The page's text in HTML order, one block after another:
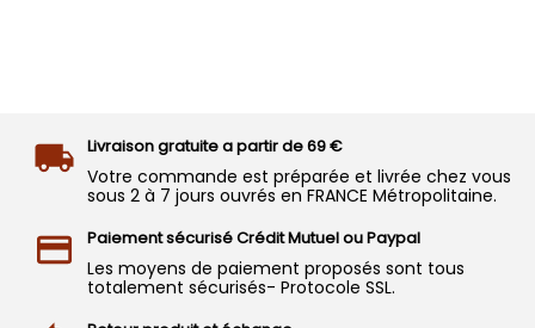
Livraison gratuite a partir de 69 €
Votre commande est préparée et livrée chez vous
sous 2 à 7 jours ouvrés en FRANCE Métropolitaine.
Paiement sécurisé Crédit Mutuel ou Paypal
Les moyens de paiement proposés sont tous
totalement sécurisés- Protocole SSL.